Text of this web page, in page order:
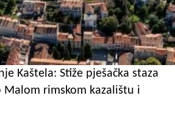
Kaštela: Stiže pješačka staza
Malom rimskom kazalištu i